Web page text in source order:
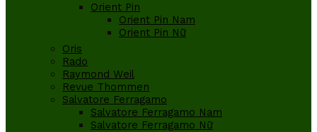
Orient Pin
Orient Pin Nam
Orient Pin Nữ
Oris
Rado
Raymond Weil
Revue Thommen
Salvatore Ferragamo
Salvatore Ferragamo Nam
Salvatore Ferragamo Nữ